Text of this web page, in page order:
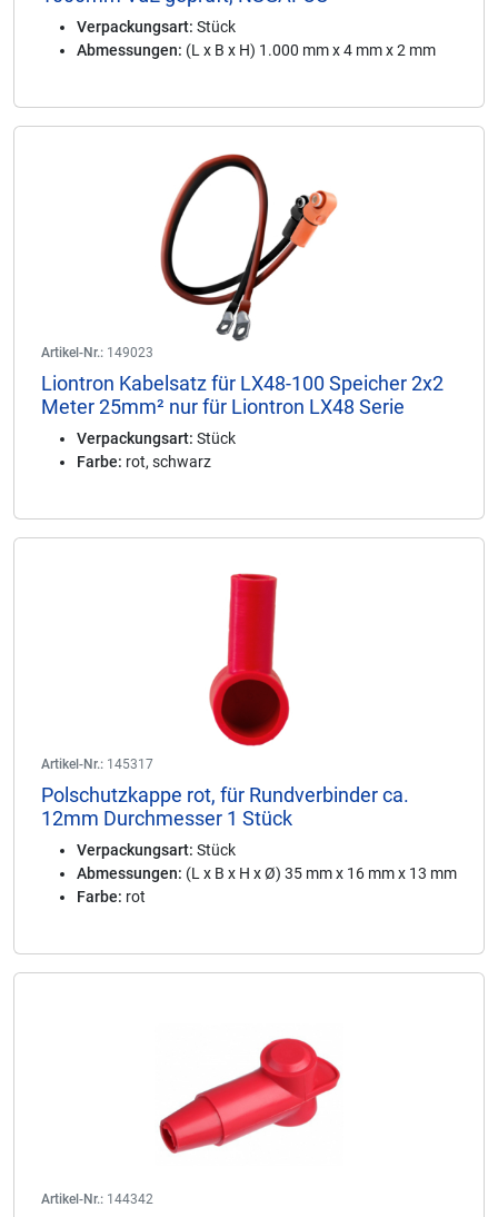
Verpackungsart: Stück
Abmessungen: (L x B x H) 1.000 mm x 4 mm x 2 mm
Artikel-Nr.: 149023
Liontron Kabelsatz für LX48-100 Speicher 2x2
Meter 25mm² nur für Liontron LX48 Serie
Verpackungsart: Stück
Farbe: rot, schwarz
Artikel-Nr.: 145317
Polschutzkappe rot, für Rundverbinder ca.
12mm Durchmesser 1 Stück
Verpackungsart: Stück
Abmessungen: (L x B x H x Ø) 35 mm x 16 mm x 13 mm
Farbe: rot
Artikel-Nr.: 144342